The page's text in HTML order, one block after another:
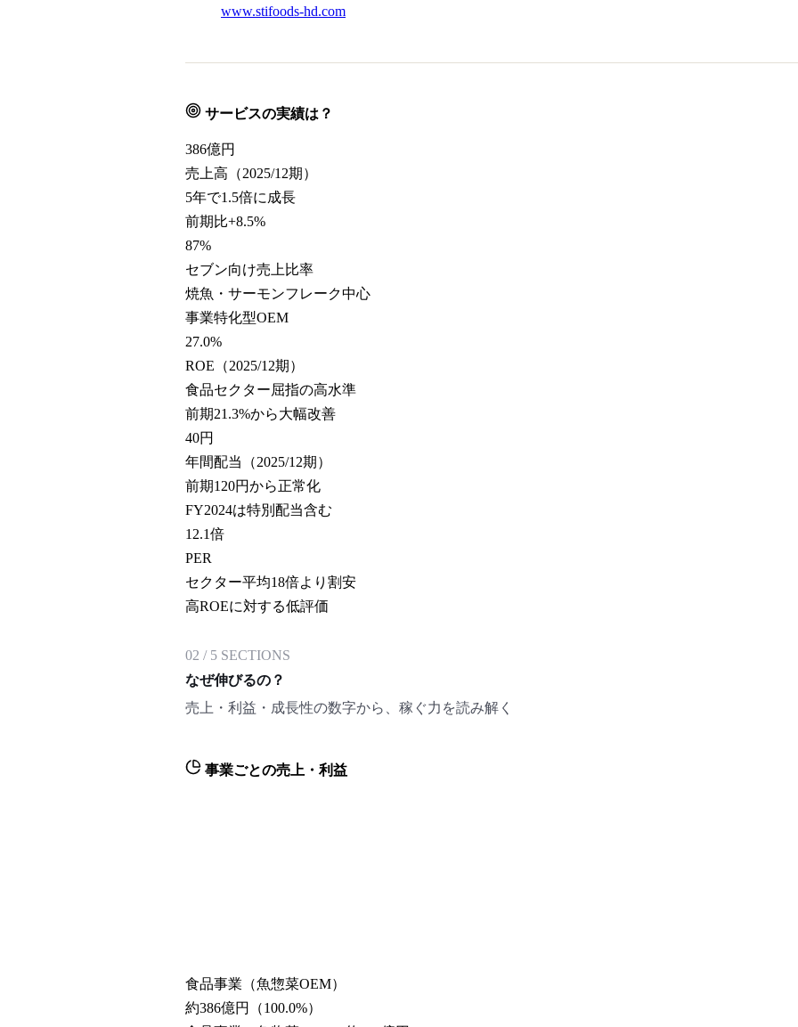
www.stifoods-hd.com
サービスの実績は？
386億円
売上高（2025/12期）
5年で1.5倍に成長
前期比+8.5%
87%
セブン向け売上比率
焼魚・サーモンフレーク中心
事業特化型OEM
27.0%
ROE（2025/12期）
食品セクター屈指の高水準
前期21.3%から大幅改善
40円
年間配当（2025/12期）
前期120円から正常化
FY2024は特別配当含む
12.1倍
PER
セクター平均18倍より割安
高ROEに対する低評価
02 / 5 SECTIONS
なぜ伸びるの？
売上・利益・成長性の数字から、稼ぐ力を読み解く
事業ごとの売上・利益
食品事業（魚惣菜OEM）
約386億円
（100.0%）